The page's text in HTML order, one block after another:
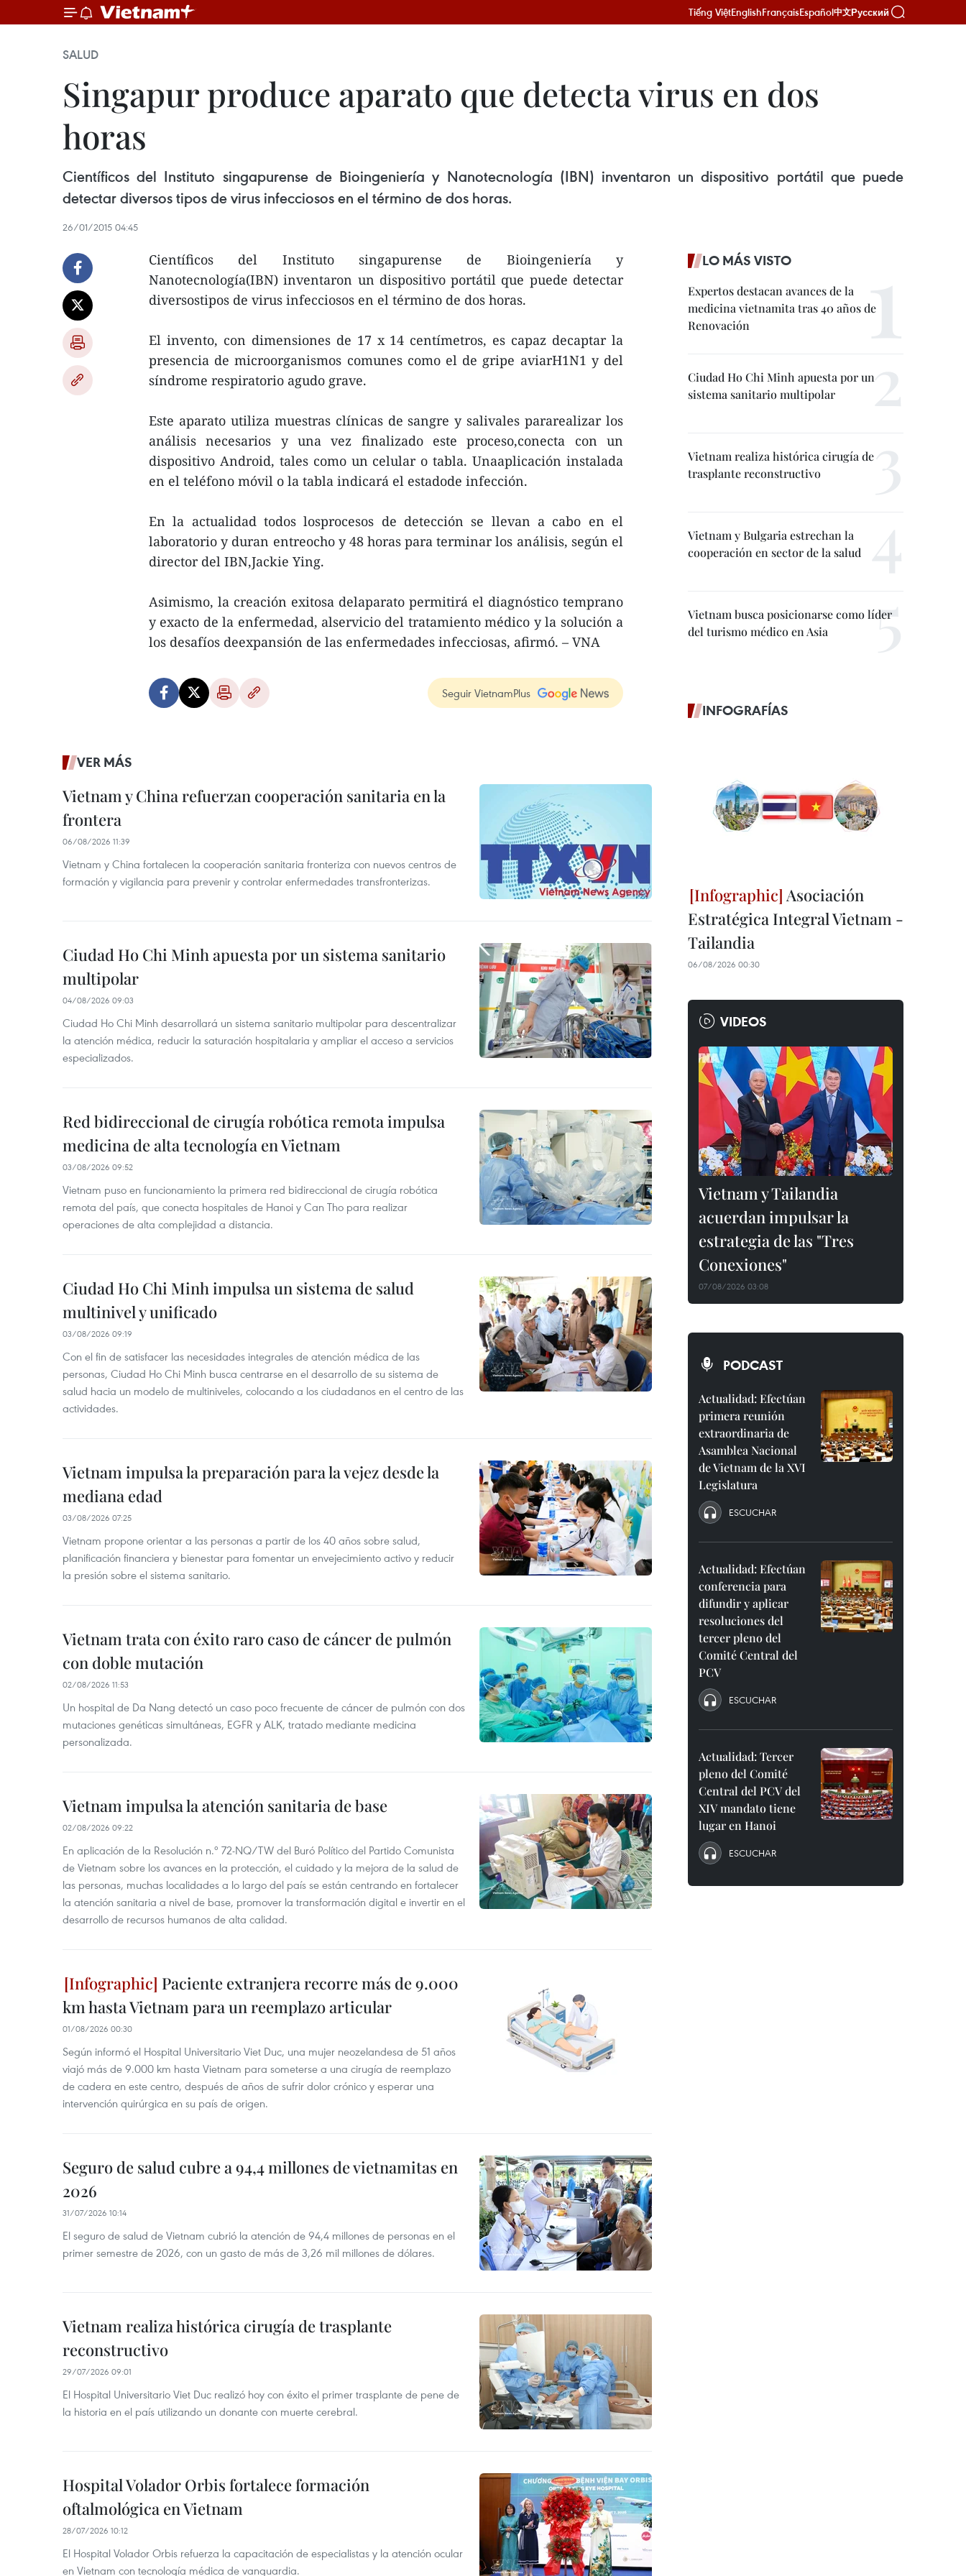
Tiếng ViệtEnglishFrançaisEspañol中文Русский
SALUD
Singapur produce aparato que detecta virus en dos
horas
Científicos del Instituto singapurense de Bioingeniería y Nanotecnología (IBN) inventaron un dispositivo portátil que puede
detectar diversos tipos de virus infecciosos en el término de dos horas.
26/01/2015 04:45
Científicos del Instituto singapurense de Bioingeniería y
Nanotecnología(IBN) inventaron un dispositivo portátil que puede detectar
diversostipos de virus infecciosos en el término de dos horas.
El invento, con dimensiones de 17 x 14 centímetros, es capaz decaptar la
presencia de microorganismos comunes como el de gripe aviarH1N1 y del
síndrome respiratorio agudo grave.
Este aparato utiliza muestras clínicas de sangre y salivales pararealizar los
análisis necesarios y una vez finalizado este proceso,conecta con un
dispositivo Android, tales como un celular o tabla. Unaaplicación instalada
en el teléfono móvil o la tabla indicará el estadode infección.
En la actualidad todos losprocesos de detección se llevan a cabo en el
laboratorio y duran entreocho y 48 horas para terminar los análisis, según el
director del IBN,Jackie Ying.
Asimismo, la creación exitosa delaparato permitirá el diagnóstico temprano
y exacto de la enfermedad, alservicio del tratamiento médico y la solución a
los desafíos deexpansión de las enfermedades infecciosas, afirmó. – VNA
Seguir VietnamPlus
VER MÁS
Vietnam y China refuerzan cooperación sanitaria en la
frontera
06/08/2026 11:39
Vietnam y China fortalecen la cooperación sanitaria fronteriza con nuevos centros de
formación y vigilancia para prevenir y controlar enfermedades transfronterizas.
Ciudad Ho Chi Minh apuesta por un sistema sanitario
multipolar
04/08/2026 09:03
Ciudad Ho Chi Minh desarrollará un sistema sanitario multipolar para descentralizar
la atención médica, reducir la saturación hospitalaria y ampliar el acceso a servicios
especializados.
Red bidireccional de cirugía robótica remota impulsa
medicina de alta tecnología en Vietnam
03/08/2026 09:52
Vietnam puso en funcionamiento la primera red bidireccional de cirugía robótica
remota del país, que conecta hospitales de Hanoi y Can Tho para realizar
operaciones de alta complejidad a distancia.
Ciudad Ho Chi Minh impulsa un sistema de salud
multinivel y unificado
03/08/2026 09:19
Con el fin de satisfacer las necesidades integrales de atención médica de las
personas, Ciudad Ho Chi Minh busca centrarse en el desarrollo de su sistema de
salud hacia un modelo de multiniveles, colocando a los ciudadanos en el centro de las
actividades.
Vietnam impulsa la preparación para la vejez desde la
mediana edad
03/08/2026 07:25
Vietnam propone orientar a las personas a partir de los 40 años sobre salud,
planificación financiera y bienestar para fomentar un envejecimiento activo y reducir
la presión sobre el sistema sanitario.
Vietnam trata con éxito raro caso de cáncer de pulmón
con doble mutación
02/08/2026 11:53
Un hospital de Da Nang detectó un caso poco frecuente de cáncer de pulmón con dos
mutaciones genéticas simultáneas, EGFR y ALK, tratado mediante medicina
personalizada.
Vietnam impulsa la atención sanitaria de base
02/08/2026 09:22
En aplicación de la Resolución n.º 72-NQ/TW del Buró Político del Partido Comunista
de Vietnam sobre los avances en la protección, el cuidado y la mejora de la salud de
las personas, muchas localidades a lo largo del país se están centrando en fortalecer
la atención sanitaria a nivel de base, promover la transformación digital e invertir en el
desarrollo de recursos humanos de alta calidad.
Paciente extranjera recorre más de 9.000
km hasta Vietnam para un reemplazo articular
01/08/2026 00:30
Según informó el Hospital Universitario Viet Duc, una mujer neozelandesa de 51 años
viajó más de 9.000 km hasta Vietnam para someterse a una cirugía de reemplazo
de cadera en este centro, después de años de sufrir dolor crónico y esperar una
intervención quirúrgica en su país de origen.
Seguro de salud cubre a 94,4 millones de vietnamitas en
2026
31/07/2026 10:14
El seguro de salud de Vietnam cubrió la atención de 94,4 millones de personas en el
primer semestre de 2026, con un gasto de más de 3,26 mil millones de dólares.
Vietnam realiza histórica cirugía de trasplante
reconstructivo
29/07/2026 09:01
El Hospital Universitario Viet Duc realizó hoy con éxito el primer trasplante de pene de
la historia en el país utilizando un donante con muerte cerebral.
Hospital Volador Orbis fortalece formación
oftalmológica en Vietnam
28/07/2026 10:12
El Hospital Volador Orbis refuerza la capacitación de especialistas y la atención ocular
en Vietnam con tecnología médica de vanguardia.
LO MÁS VISTO
Expertos destacan avances de la
medicina vietnamita tras 40 años de
Renovación
Ciudad Ho Chi Minh apuesta por un
sistema sanitario multipolar
Vietnam realiza histórica cirugía de
trasplante reconstructivo
Vietnam y Bulgaria estrechan la
cooperación en sector de la salud
Vietnam busca posicionarse como líder
del turismo médico en Asia
INFOGRAFÍAS
Asociación
Estratégica Integral Vietnam -
Tailandia
06/08/2026 00:30
VIDEOS
Vietnam y Tailandia
acuerdan impulsar la
estrategia de las "Tres
Conexiones"
07/08/2026 03:08
PODCAST
Actualidad: Efectúan
primera reunión
extraordinaria de
Asamblea Nacional
de Vietnam de la XVI
Legislatura
ESCUCHAR
Actualidad: Efectúan
conferencia para
difundir y aplicar
resoluciones del
tercer pleno del
Comité Central del
PCV
ESCUCHAR
Actualidad: Tercer
pleno del Comité
Central del PCV del
XIV mandato tiene
lugar en Hanoi
ESCUCHAR